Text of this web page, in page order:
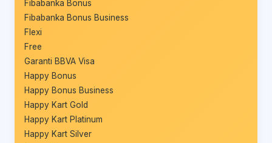
Fibabanka Bonus
Fibabanka Bonus Business
Flexi
Free
Garanti BBVA Visa
Happy Bonus
Happy Bonus Business
Happy Kart Gold
Happy Kart Platinum
Happy Kart Silver